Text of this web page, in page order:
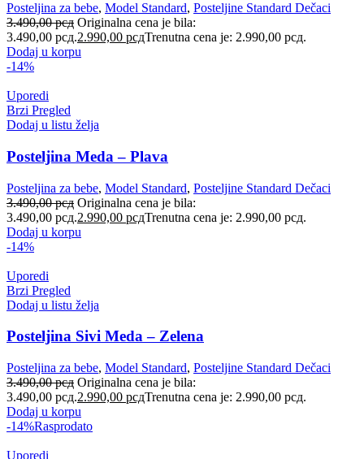
Posteljina za bebe, Model Standard, Posteljine Standard Dečaci
3.490,00рсд Originalna cena je bila:
3.490,00 рсд.2.990,00 рсдTrenutna cena je: 2.990,00 рсд.
Dodaj u korpu
-14%
Uporedi
Brzi Pregled
Dodaj u listu želja
Posteljina Meda – Plava
Posteljina za bebe, Model Standard, Posteljine Standard Dečaci
3.490,00рсд Originalna cena je bila:
3.490,00 рсд.2.990,00 рсдTrenutna cena je: 2.990,00 рсд.
Dodaj u korpu
-14%
Uporedi
Brzi Pregled
Dodaj u listu želja
Posteljina Sivi Meda – Zelena
Posteljina za bebe, Model Standard, Posteljine Standard Dečaci
3.490,00рсд Originalna cena je bila:
3.490,00 рсд.2.990,00 рсдTrenutna cena je: 2.990,00 рсд.
Dodaj u korpu
-14%Rasprodato
Uporedi